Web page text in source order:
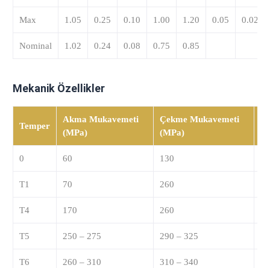
Max 1.05 0.25 0.10 1.00 1.20 0.05 0.02
Nominal 1.02 0.24 0.08 0.75 0.85
Mekanik Özellikler
Temper
Akma Mukavemeti
(MPa)
Çekme Mukavemeti
(MPa)
0 60 130
T1 70 260
T4 170 260
T5 250 – 275 290 – 325
T6 260 – 310 310 – 340